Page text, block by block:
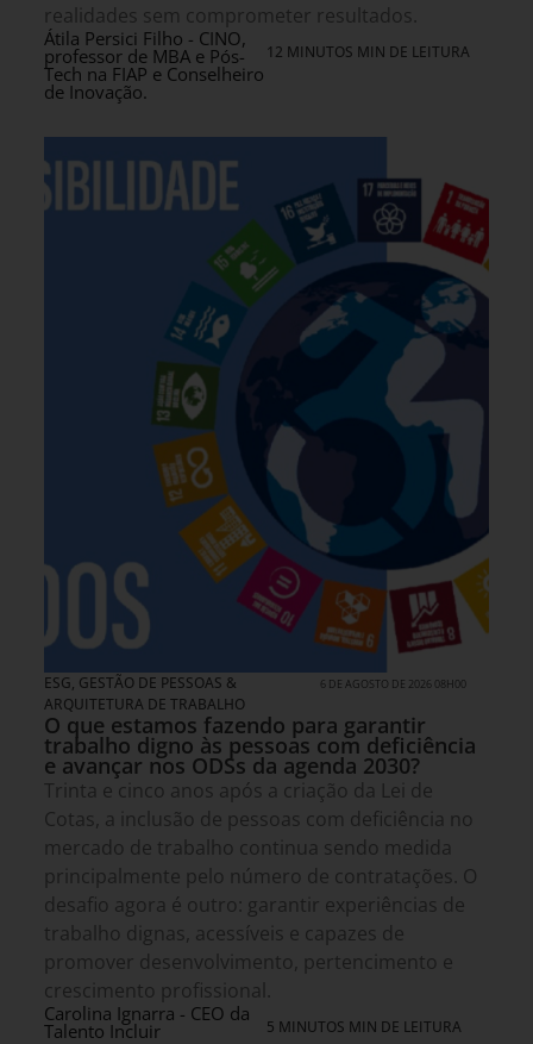
realidades sem comprometer resultados.
Átila Persici Filho - CINO,
professor de MBA e Pós-
Tech na FIAP e Conselheiro
de Inovação.
12 MINUTOS MIN DE LEITURA
ESG, GESTÃO DE PESSOAS &
ARQUITETURA DE TRABALHO
6 DE AGOSTO DE 2026 08H00
O que estamos fazendo para garantir
trabalho digno às pessoas com deficiência
e avançar nos ODSs da agenda 2030?
Trinta e cinco anos após a criação da Lei de
Cotas, a inclusão de pessoas com deficiência no
mercado de trabalho continua sendo medida
principalmente pelo número de contratações. O
desafio agora é outro: garantir experiências de
trabalho dignas, acessíveis e capazes de
promover desenvolvimento, pertencimento e
crescimento profissional.
Carolina Ignarra - CEO da
Talento Incluir 5 MINUTOS MIN DE LEITURA